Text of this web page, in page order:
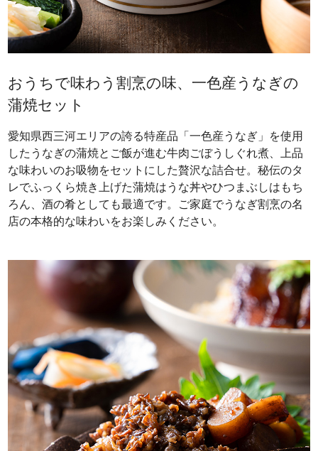
おうちで味わう割烹の味、一色産うなぎの
蒲焼セット
愛知県西三河エリアの誇る特産品「一色産うなぎ」を使用
したうなぎの蒲焼とご飯が進む牛肉ごぼうしぐれ煮、上品
な味わいのお吸物をセットにした贅沢な詰合せ。秘伝のタ
レでふっくら焼き上げた蒲焼はうな丼やひつまぶしはもち
ろん、酒の肴としても最適です。ご家庭でうなぎ割烹の名
店の本格的な味わいをお楽しみください。